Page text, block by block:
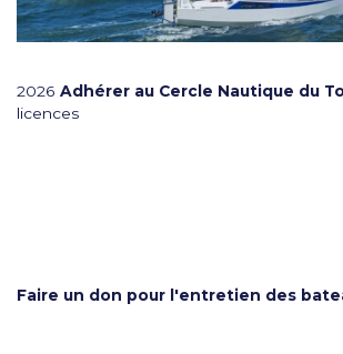
2026 Adhérer au Cercle Nautique du
licences
Faire un don pour l'entretien des